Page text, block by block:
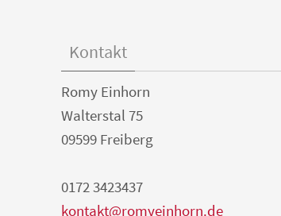
Kontakt
Romy Einhorn
Walterstal 75
09599 Freiberg
0172 3423437
kontakt@romyeinhorn.de